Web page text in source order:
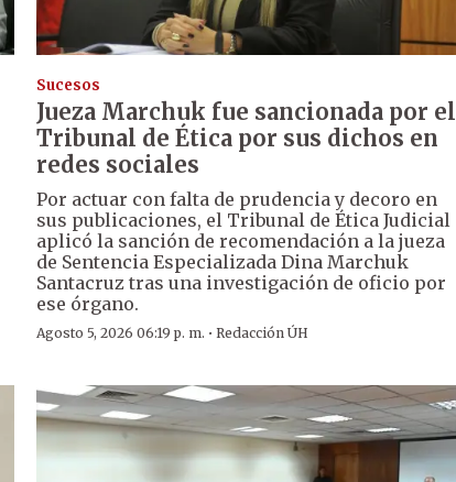
Sucesos
Jueza Marchuk fue sancionada por el
Tribunal de Ética por sus dichos en
redes sociales
Por actuar con falta de prudencia y decoro en
sus publicaciones, el Tribunal de Ética Judicial
aplicó la sanción de recomendación a la jueza
de Sentencia Especializada Dina Marchuk
Santacruz tras una investigación de oficio por
ese órgano.
Agosto 5, 2026 06:19 p. m. ·Redacción ÚH